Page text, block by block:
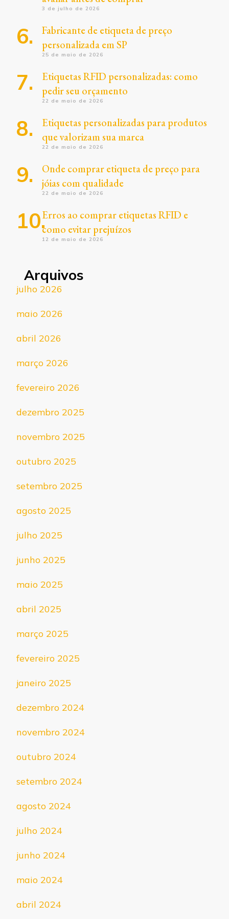
3 de julho de 2026
Fabricante de etiqueta de preço
personalizada em SP
25 de maio de 2026
Etiquetas RFID personalizadas: como
pedir seu orçamento
22 de maio de 2026
Etiquetas personalizadas para produtos
que valorizam sua marca
22 de maio de 2026
Onde comprar etiqueta de preço para
jóias com qualidade
22 de maio de 2026
Erros ao comprar etiquetas RFID e
como evitar prejuízos
12 de maio de 2026
Arquivos
julho 2026
maio 2026
abril 2026
março 2026
fevereiro 2026
dezembro 2025
novembro 2025
outubro 2025
setembro 2025
agosto 2025
julho 2025
junho 2025
maio 2025
abril 2025
março 2025
fevereiro 2025
janeiro 2025
dezembro 2024
novembro 2024
outubro 2024
setembro 2024
agosto 2024
julho 2024
junho 2024
maio 2024
abril 2024